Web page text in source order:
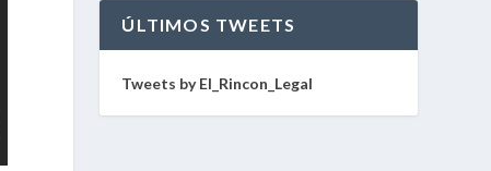
ÚLTIMOS TWEETS
Tweets by El_Rincon_Legal